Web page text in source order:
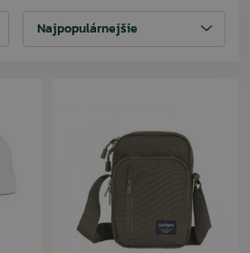
Najpopulárnejšie